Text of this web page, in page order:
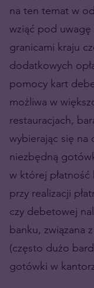
na ten temat w
wziąć pod uwagę
granicami kraju
dodatkowych
pomocy kart
możliwa w
restauracjach,
wybierając się na
niezbędną
w której
przy realizacji
czy debetowej
banku, związana
(często dużo
gotówki w